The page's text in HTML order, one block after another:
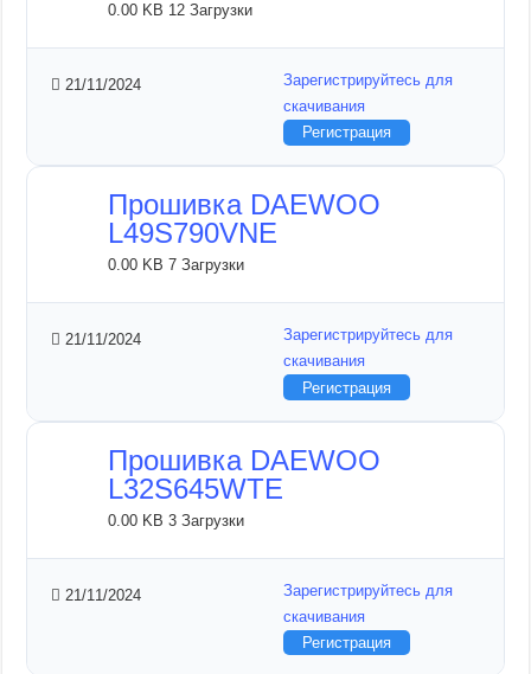
0.00 KB 12 Загрузки
21/11/2024
Зарегистрируйтесь для
скачивания
Регистрация
Прошивка DAEWOO
L49S790VNE
0.00 KB7 Загрузки
21/11/2024
Зарегистрируйтесь для
скачивания
Регистрация
Прошивка DAEWOO
L32S645WTE
0.00 KB3 Загрузки
21/11/2024
Зарегистрируйтесь для
скачивания
Регистрация